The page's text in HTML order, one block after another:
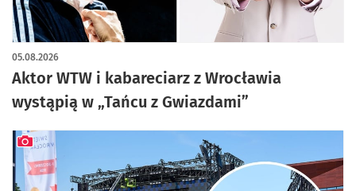
Aktor WTW i kabareciarz z Wrocławia
wystąpią w „Tańcu z Gwiazdami”
05.08.2026
artykuł z galerią zdjęć